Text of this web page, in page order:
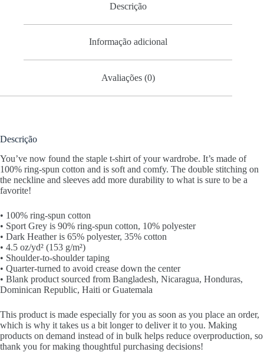
Descrição
Informação adicional
Avaliações (0)
Descrição
You’ve now found the staple t-shirt of your wardrobe. It’s made of
100% ring-spun cotton and is soft and comfy. The double stitching on
the neckline and sleeves add more durability to what is sure to be a
favorite!
• 100% ring-spun cotton
• Sport Grey is 90% ring-spun cotton, 10% polyester
• Dark Heather is 65% polyester, 35% cotton
• 4.5 oz/yd² (153 g/m²)
• Shoulder-to-shoulder taping
• Quarter-turned to avoid crease down the center
• Blank product sourced from Bangladesh, Nicaragua, Honduras,
Dominican Republic, Haiti or Guatemala
This product is made especially for you as soon as you place an order,
which is why it takes us a bit longer to deliver it to you. Making
products on demand instead of in bulk helps reduce overproduction, so
thank you for making thoughtful purchasing decisions!